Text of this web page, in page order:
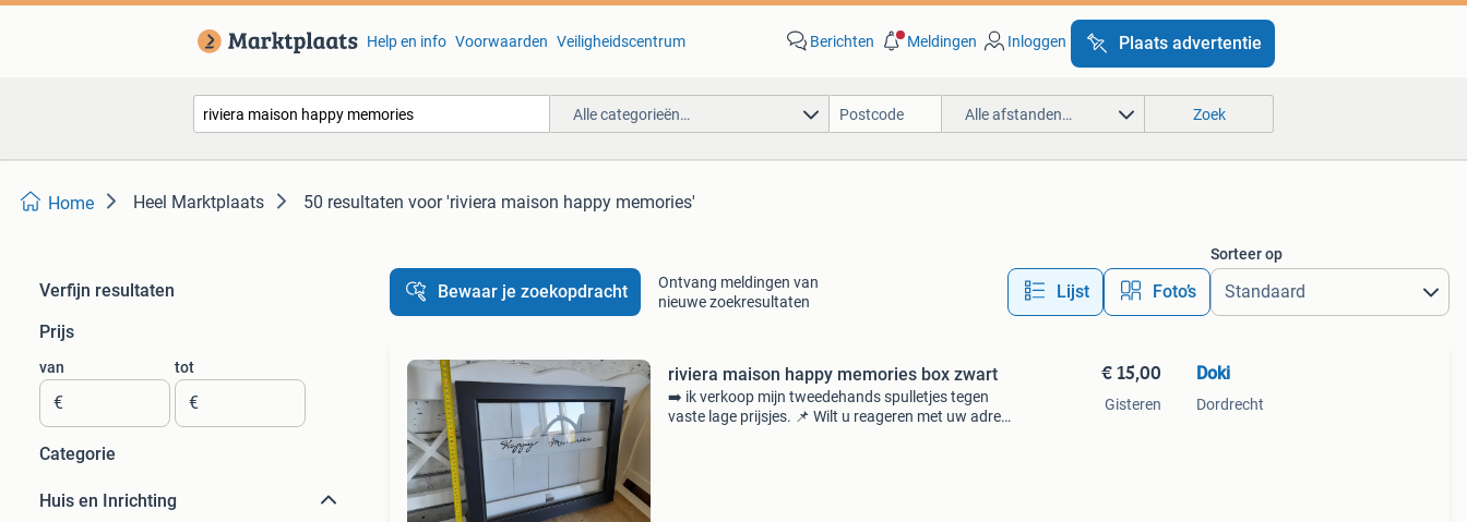
Help en info Voorwaarden Veiligheidscentrum Berichten Meldingen Inloggen Plaats advertentie
Alle categorieën… Alle afstanden… Zoek
Home Heel Marktplaats 50 resultaten voor 'riviera maison happy memories'
Verfijn resultaten
Prijs
van
€
tot
€
Categorie
Huis en Inrichting
Bewaar je zoekopdracht
Ontvang meldingen van
nieuwe zoekresultaten
Lijst Foto’s
Sorteer op
riviera maison happy memories box zwart
➡️ ik verkoop mijn tweedehands spulletjes tegen
vaste lage prijsjes. 📌 Wilt u reageren met uw adres
€ 15,00
Gisteren
Doki
Dordrecht